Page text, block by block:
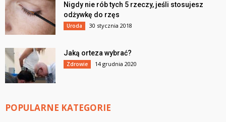
Nigdy nie rób tych 5 rzeczy, jeśli stosujesz
odżywkę do rzęs
Uroda 30 stycznia 2018
Jaką orteza wybrać?
Zdrowie 14 grudnia 2020
POPULARNE KATEGORIE